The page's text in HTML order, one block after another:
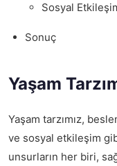
Sosyal
Sonuç
Yaşam
Yaşam tarzımız,
ve sosyal etkileşim
unsurların her biri,